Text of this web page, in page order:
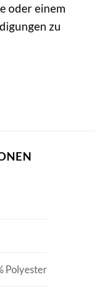
oder einem
zu
Polyester